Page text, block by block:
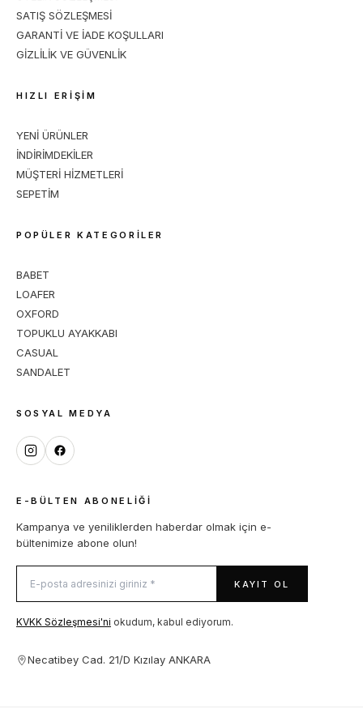
SATIŞ SÖZLEŞMESİ
GARANTİ VE İADE KOŞULLARI
GİZLİLİK VE GÜVENLİK
HIZLI ERİŞİM
YENİ ÜRÜNLER
İNDİRİMDEKİLER
MÜŞTERİ HİZMETLERİ
SEPETİM
POPÜLER KATEGORİLER
BABET
LOAFER
OXFORD
TOPUKLU AYAKKABI
CASUAL
SANDALET
SOSYAL MEDYA
E-BÜLTEN ABONELIĞI
Kampanya ve yeniliklerden haberdar olmak için e-
bültenimize abone olun!
KAYIT OL
KVKK Sözleşmesi'ni okudum, kabul ediyorum.
Necatibey Cad. 21/D Kızılay ANKARA